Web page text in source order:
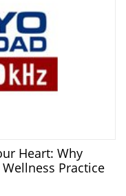
Heart: Why
Practice